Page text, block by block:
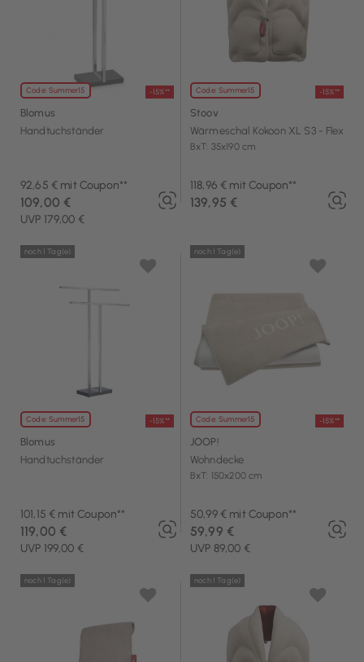
Code: Summer15 -15%**
Blomus
Handtuchständer
92,65 € mit Coupon**
UVP 179,00 €
109,00 €
Code: Summer15 -15%**
Stoov
Wärmeschal Kokoon XL S3 - Flex
BxT: 35x190 cm
118,96 € mit Coupon**
139,95 €
Code: Summer15 -15%**
noch 1 Tag(e)
Blomus
Handtuchständer
101,15 € mit Coupon**
UVP 199,00 €
119,00 €
Code: Summer15 -15%**
noch 1 Tag(e)
JOOP!
Wohndecke
BxT: 150x200 cm
50,99 € mit Coupon**
UVP 89,00 €
59,99 €
noch 1 Tag(e) noch 1 Tag(e)